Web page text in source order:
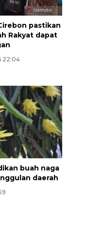
pastikan
Rakyat dapat
22:04
buah naga
daerah